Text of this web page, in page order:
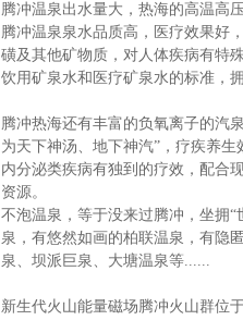
腾冲温泉出水量大，热海的高温高
腾冲温泉泉水品质高，医疗效果好
磺及其他矿物质，对人体疾病有特
饮用矿泉水和医疗矿泉水的标准，
腾冲热海还有丰富的负氧离子的汽
为天下神汤、地下神汽”，疗疾养
内分泌类疾病有独到的疗效，配合
资源。
不泡温泉，等于没来过腾冲，坐拥
泉，有悠然如画的柏联温泉，有隐
泉、坝派巨泉、大塘温泉等......
新生代火山能量磁场腾冲火山群位